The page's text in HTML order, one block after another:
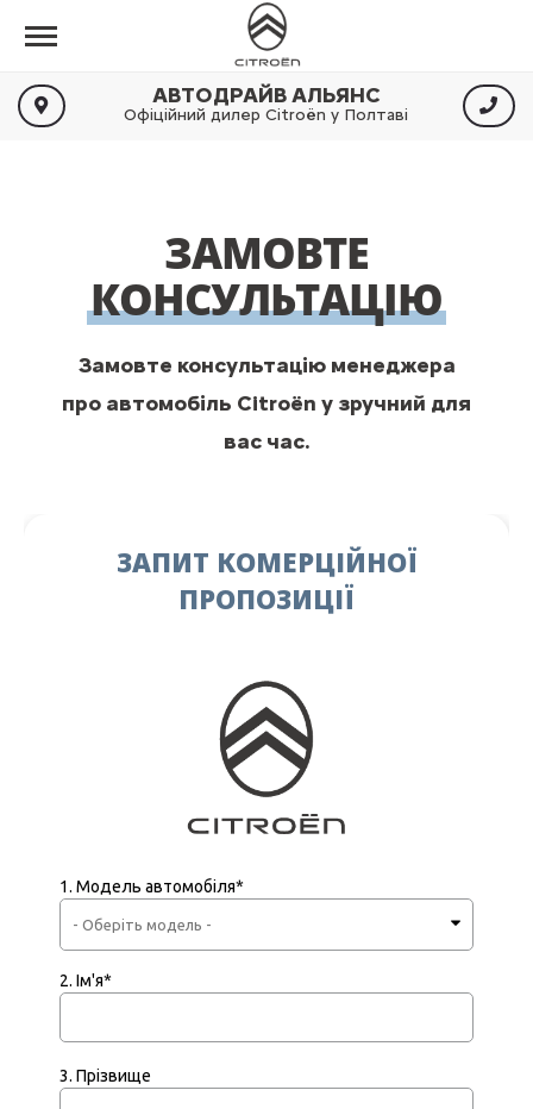
АВТОДРАЙВ АЛЬЯНС
Офіційний дилер Citroën у Полтаві
ЗАМОВТЕ
КОНСУЛЬТАЦІЮ
Замовте консультацію менеджера
про автомобіль Citroën у зручний для
вас час.